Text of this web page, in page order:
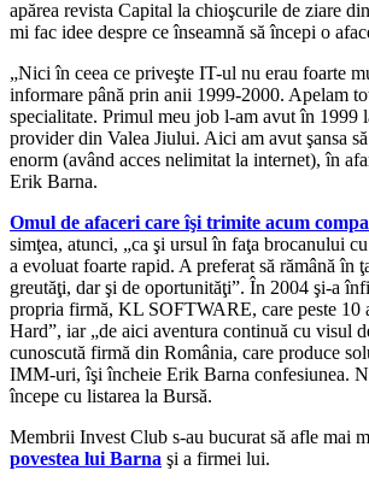
apărea revista Capital la chioşcurile de ziare
mi fac idee despre ce înseamnă să începi o
„Nici în ceea ce priveşte IT-ul nu erau foarte
informare până prin anii 1999-2000. Apelam
specialitate. Primul meu job l-am avut în 1999
provider din Valea Jiului. Aici am avut şansa
enorm (având acces nelimitat la internet), în
Erik Barna.
Omul de afaceri care îşi trimite acum
simţea, atunci, „ca şi ursul în faţa brocanului
a evoluat foarte rapid. A preferat să rămână în
greutăţi, dar şi de oportunităţi”. În 2004 şi-a
propria firmă, KL SOFTWARE, care peste 10
Hard”, iar „de aici aventura continuă cu visul
cunoscută firmă din România, care produce
IMM-uri, îşi încheie Erik Barna confesiunea.
începe cu listarea la Bursă.
Membrii Invest Club s-au bucurat să afle mai
povestea lui Barna şi a firmei lui.